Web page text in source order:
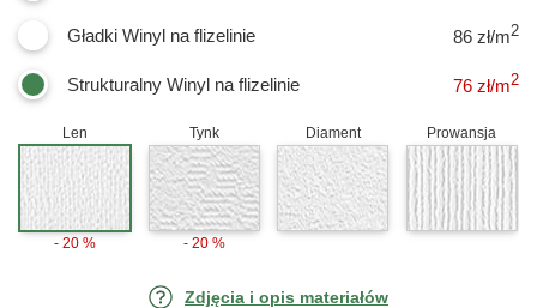
Gładki Winyl na flizelinie 86 zł/m2
Strukturalny Winyl na flizelinie 76 zł/m2
Len
- 20 %
Tynk
- 20 %
Diament Prowansja
Zdjęcia i opis materiałów